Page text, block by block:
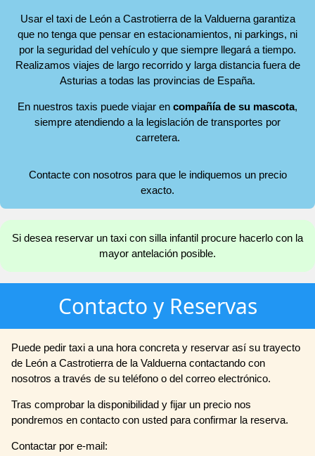
Usar el taxi de León a Castrotierra de la Valduerna garantiza
que no tenga que pensar en estacionamientos, ni parkings, ni
por la seguridad del vehículo y que siempre llegará a tiempo.
Realizamos viajes de largo recorrido y larga distancia fuera de
Asturias a todas las provincias de España.
En nuestros taxis puede viajar en compañía de su mascota,
siempre atendiendo a la legislación de transportes por
carretera.
Contacte con nosotros para que le indiquemos un precio
exacto.
Si desea reservar un taxi con silla infantil procure hacerlo con la
mayor antelación posible.
Contacto y Reservas
Puede pedir taxi a una hora concreta y reservar así su trayecto
de León a Castrotierra de la Valduerna contactando con
nosotros a través de su teléfono o del correo electrónico.
Tras comprobar la disponibilidad y fijar un precio nos
pondremos en contacto con usted para confirmar la reserva.
Contactar por e-mail: